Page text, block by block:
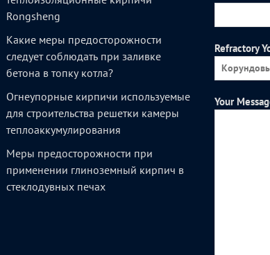
Rongsheng
Какие меры предосторожности
следует соблюдать при заливке
бетона в топку котла?
Огнеупорные кирпичи используемые
для строительства решетки камеры
теплоаккумулирования
Меры предосторожности при
применении глиноземный кирпич в
стеклодувных печах
Refractory
Your